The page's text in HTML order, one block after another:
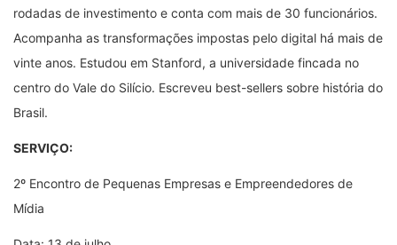
rodadas de investimento e conta com mais de 30 funcionários.
Acompanha as transformações impostas pelo digital há mais de
vinte anos. Estudou em Stanford, a universidade fincada no
centro do Vale do Silício. Escreveu best-sellers sobre história do
Brasil.
SERVIÇO:
2º Encontro de Pequenas Empresas e Empreendedores de
Mídia